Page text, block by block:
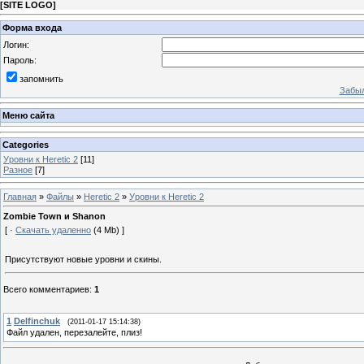
[SITE LOGO]
Форма входа
Логин:
Пароль:
запомнить
Меню сайта
Categories
Уровни к Heretic 2 [11]
Разное [7]
Главная » Файлы » Heretic 2 » Уровни к Heretic 2
Zombie Town и Shanon
[ · Скачать удаленно (4 Mb) ]
Присутствуют новые уровни и скины.
Всего комментариев: 1
1 Delfinchuk (2011-01-17 15:14:38)
Файл удален, перезалейте, плиз!